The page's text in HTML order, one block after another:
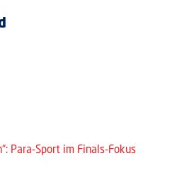
Para-Sport im Finals-Fokus